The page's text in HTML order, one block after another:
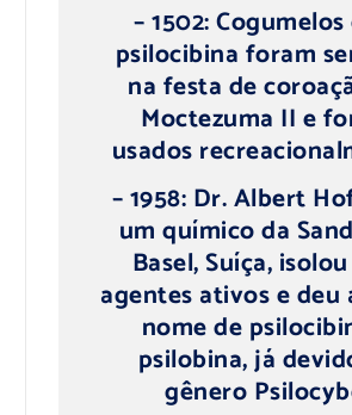
– 1502:
psilocibina foram
na festa de
Moctezuma II e
usados
– 1958: Dr. Albert
um químico da
Basel, Suíça,
agentes ativos e deu
nome de
psilobina, já
gênero